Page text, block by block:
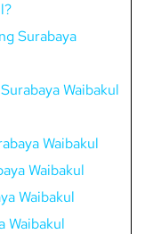
Surabaya
Waibakul
Waibakul
Waibakul
Waibakul
Waibakul